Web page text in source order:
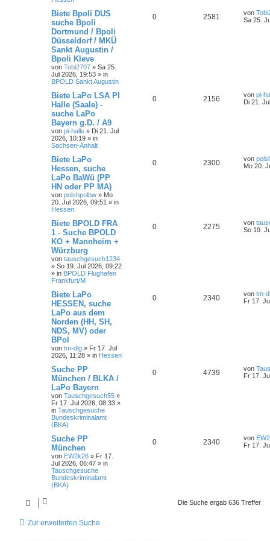
Biete Bpoli DUS
suche Bpoli
Dortmund / Bpoli
Düsseldorf / MKÜ
Sankt Augustin /
Bpoli Kleve
von Tobi2707 » Sa 25.
Jul 2026, 19:53 » in
BPOLD Sankt Augustin
0 2581 von
Sa 25.
Biete LaPo LSA PI
Halle (Saale) -
suche LaPo
Bayern g.D. / A9
von pi-halle » Di 21. Jul
2026, 10:19 » in
Sachsen-Anhalt
0 2156 von pi-
Di 21.
Biete LaPo
Hessen, suche
LaPo BaWü (PP
HN oder PP MA)
von polshpolbw » Mo
20. Jul 2026, 09:51 » in
Hessen
0 2300 von
Mo 20.
Biete BPOLD FRA
1 - Suche BPOLD
KO + Mannheim +
Würzburg
von tauschgesuch1234
» So 19. Jul 2026, 09:22
» in BPOLD Flughafen
Frankfurt/M
0 2275 von
So 19.
Biete LaPo
HESSEN, suche
LaPo aus dem
Norden (HH, SH,
NDS, MV) oder
BPol
von tm-dlg » Fr 17. Jul
2026, 11:28 » in Hessen
0 2340 von tm-
Fr 17.
Suche PP
München / BLKA /
LaPo Bayern
von Tauschgesuch55 »
Fr 17. Jul 2026, 08:33 »
in Tauschgesuche
Bundeskriminalamt
(BKA)
0 4739 von
Fr 17.
Suche PP
München
von EW2k26 » Fr 17.
Jul 2026, 06:47 » in
Tauschgesuche
Bundeskriminalamt
(BKA)
0 2340 von
Fr 17.
Die Suche ergab 636 Treffer
Zur erweiterten Suche